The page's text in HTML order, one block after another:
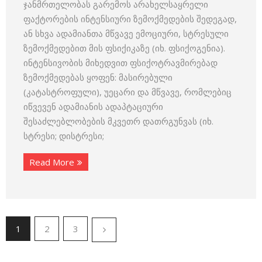
ჯანმრთელობას გარემოს არახელსაყრელი
ფაქტორების ინტენსიური ზემოქმედების შედეგად,
ან სხვა ადამიანთა მწვავე ემოციური, სტრესული
ზემოქმედებით მის ფსიქიკაზე (იხ. ფსიქოგენია).
ინტენსივობის მიხედვით ფსიქოტრავმირებად
ზემოქმედებას ყოფენ: მასირებული
(კატასტროფული), უეცარი და მწვავე, რომლებიც
იწვევენ ადამიანის ადაპტაციური
შესაძლებლობების მკვეთრ დათრგუნვას (იხ.
სტრესი; დისტრესი;
Read More
1 2 3